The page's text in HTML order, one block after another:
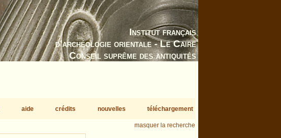
Institut français
d’archéologie orientale - Le Caire
Conseil suprême des antiquités
aide crédits nouvelles téléchargement
masquer la recherche